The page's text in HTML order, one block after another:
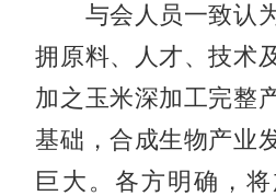
与会人员一致认为
拥原料、人才、技术
加之玉米深加工完整
基础，合成生物产业
巨大。各方明确，